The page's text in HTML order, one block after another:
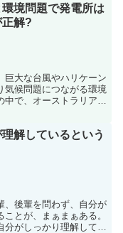
境問題で発電所は
正解?
巨大な台風やハリケーン
気候問題につながる環境
で、オーストラリアは
解しているという
、後輩を問わず、自分が
とが、まぁまぁある。
がしっかり理解してい